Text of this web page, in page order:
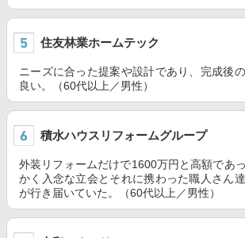
住友林業ホームテック
ニーズに合った提案や設計であり、完成後
良い。（60代以上／男性）
積水ハウスリフォームグループ
外装リフォームだけで1600万円と高額であ
かく入念な立会とそれに携わった職人さん
が行き届いていた。（60代以上／男性）